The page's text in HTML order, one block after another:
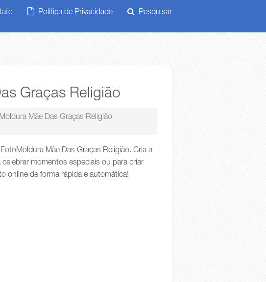
Política de Privacidade Pesquisar
Graças Religião
Mãe Das Graças Religião
Mãe Das Graças Religião. Cria a
momentos especiais ou para criar
online de forma rápida e automática!